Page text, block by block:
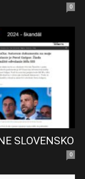
0
SLOVENSKO
0